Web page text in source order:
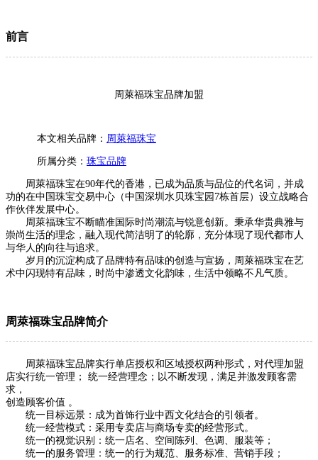
前言
周萊福珠宝品牌加盟
本文相关品牌： 周萊福珠宝
所属分类： 珠宝品牌
周萊福珠宝在90年代的香港，已成为品质与品位的代名词，并成
功的在中国珠宝交易中心（中国深圳水贝珠宝园7栋首层）设立战略合
作伙伴发展中心。
周萊福珠宝不断瞄准国际时尚潮流与锐意创新。秉承华贵典雅与
崇尚生活的理念，融入现代简洁明了的轮廓，充分体现了现代都市人
与华人的向往与追求。
岁月的沉淀构成了品牌特有品味的创造与宣扬，周萊福珠宝在艺
术中闪现特有品味，时尚中渗透文化韵味，生活中领略不凡气质。
周萊福珠宝品牌简介
周萊福珠宝品牌实行单店授权和区域授权两种形式，对代理加盟
店实行统一管理； 统一经营理念；以不断发现，满足并激发顾客需
求，
创造顾客价值 。
统一目标远景：成为首饰行业中西文化结合的引领者。
统一经营模式：采用专卖店与商场专卖的经营形式。
统一的视觉识别：统一店名、空间陈列、色调、服装等；
统一的服务管理：统一的行为规范、服务标准、营销手段；